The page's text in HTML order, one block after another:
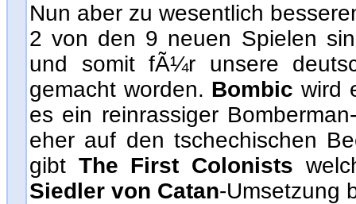
Nun aber zu wesentlich
2 von den 9 neuen Spielen
und somit fÃ¼r unsere
gemacht worden. Bombic wird
es ein reinrassiger
eher auf den tschechischen
gibt The First Colonists
Siedler von Catan-Umsetzung